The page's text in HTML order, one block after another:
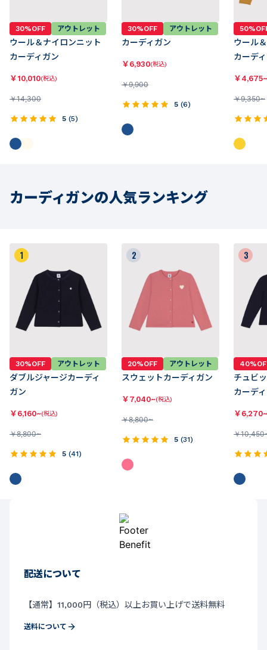
30%OFF アウトレット
ウール＆ナイロンニット
カーディガン
￥10,010(税込)
￥14,300
5 (5)
30%OFF アウトレット
カーディガン
￥ 6,930(税込)
￥9,900
5 (6)
ウール
カーデ
￥ 4,675~
￥9,350~
カーディガンの人気ランキング
1
30%OFF アウトレット
ダブルジャージカーディ
ガン
￥ 6,160~(税込)
￥8,800~
5 (41)
2
20%OFF アウトレット
スウェットカーディガン
￥ 7,040~(税込)
￥8,800~
5 (31)
3
チュビ
カーデ
￥ 6,270~
￥
配送について
【通常】11,000円（税込）以上お買い上げで送料無料
送料について